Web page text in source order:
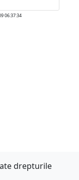
06:37:34
drepturile